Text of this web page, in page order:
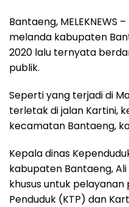
Bantaeng, MELEKNEWS
melanda kabupaten
2020 lalu ternyata
publik.
Seperti yang terjadi di
terletak di jalan Kartini,
kecamatan Bantaeng,
Kepala dinas
kabupaten Bantaeng,
khusus untuk
Penduduk (KTP) dan